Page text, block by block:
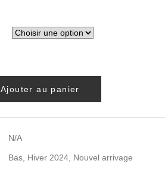
Ajouter au panier
N/A
Bas Hiver 2024 Nouvel arrivage